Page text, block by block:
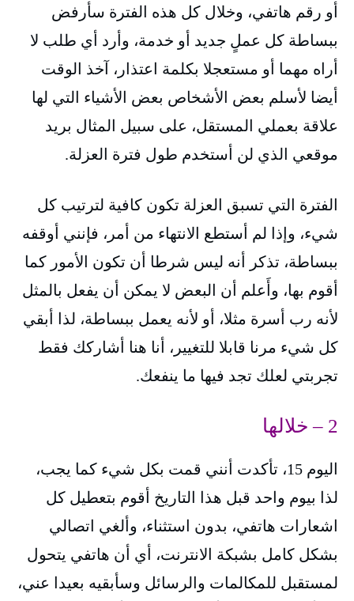
أو رقم هاتفي، وخلال كل هذه الفترة سأرفض
ببساطة كل عملٍ جديد أو خدمة، وأرد أي طلب لا
أراه مهما أو مستعجلا بكلمة اعتذار، آخذ الوقت
أيضا لأسلم بعض الأشخاص بعض الأشياء التي لها
علاقة بعملي المستقل، على سبيل المثال بريد
موقعي الذي لن أستخدم طول فترة العزلة.
الفترة التي تسبق العزلة تكون كافية لترتيب كل
شيء، وإذا لم أستطع الانتهاء من أمر، فإنني أوقفه
ببساطة، تذكر أنه ليس شرطا أن تكون الأمور كما
أقوم بها، وأَعلم أن البعض لا يمكن أن يفعل بالمثل
لأنه رب أسرة مثلا، أو لأنه يعمل ببساطة، لذا أبقي
كل شيء مرنا قابلا للتغيير، أنا هنا أشاركك فقط
تجربتي لعلك تجد فيها ما ينفعك.
2 – خلالها
اليوم 15، تأكدت أنني قمت بكل شيء كما يجب،
لذا بيوم واحد قبل هذا التاريخ أقوم بتعطيل كل
اشعارات هاتفي، بدون استثناء، وألغي اتصالي
بشكل كامل بشبكة الانترنت، أي أن هاتفي يتحول
لمستقبل للمكالمات والرسائل وسأبقيه بعيدا عني،